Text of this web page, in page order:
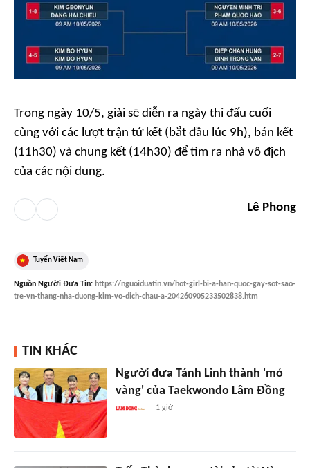
Trong ngày 10/5, giải sẽ diễn ra ngày thi đấu cuối
cùng với các lượt trận tứ kết (bắt đầu lúc 9h), bán kết
(11h30) và chung kết (14h30) để tìm ra nhà vô địch
của các nội dung.
Lê Phong
Tuyển Việt Nam
Nguồn Người Đưa Tin: https://nguoiduatin.vn/hot-girl-bi-a-han-quoc-gay-sot-sao-
tre-vn-thang-nha-duong-kim-vo-dich-chau-a-204260905233502838.htm
TIN KHÁC
Người đưa Tánh Linh thành 'mỏ
vàng' của Taekwondo Lâm Đồng
1 giờ